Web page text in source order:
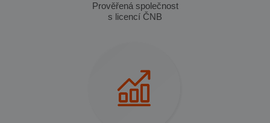
Prověřená společnost
s licencí ČNB